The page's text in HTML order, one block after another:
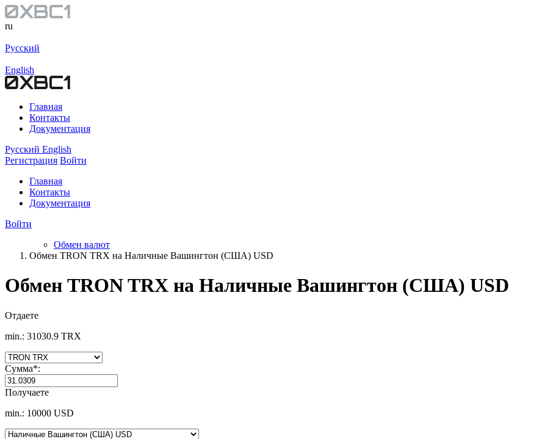
ru
Русский
English
Главная
Контакты
Документация
Русский English
Регистрация Войти
Главная
Контакты
Документация
Войти
Обмен валют
Обмен TRON TRX на Наличные Вашингтон (США) USD
Обмен TRON TRX на Наличные Вашингтон (США) USD
Отдаете
min.: 31030.9 TRX
Сумма*:
Получаете
min.: 10000 USD